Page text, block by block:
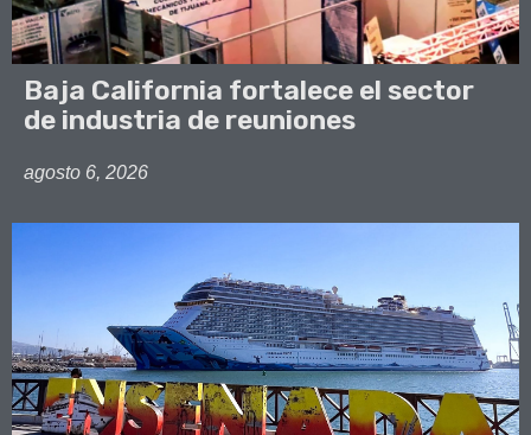
Baja California fortalece el sector
de industria de reuniones
agosto 6, 2026